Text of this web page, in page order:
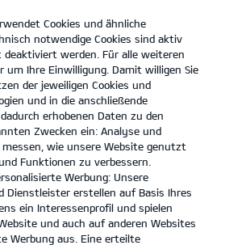
KONTAKT
Cookies und ähnliche
notwendige Cookies sind aktiv
deaktiviert werden. Für alle weiteren
um Ihre Einwilligung. Damit willigen Sie
der jeweiligen Cookies und
und in die anschließende
erhobenen Daten zu den
Zwecken ein: Analyse und
messen, wie unsere Website genutzt
Funktionen zu verbessern.
Werbung: Unsere
Dienstleister erstellen auf Basis Ihres
ein Interessenprofil und spielen
und auch auf anderen Websites
Werbung aus. Eine erteilte